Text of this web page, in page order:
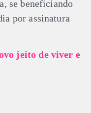
se beneficiando
por assinatura
jeito de viver e